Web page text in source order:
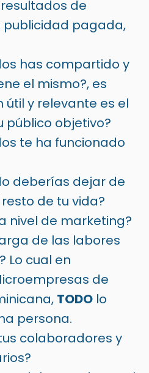
de
pagada,
has compartido y
el mismo?, es
útil y relevante es el
público objetivo?
te ha funcionado
deberías dejar de
de tu vida?
nivel de marketing?
de las labores
Lo cual en
de
TODO lo
persona.
colaboradores y